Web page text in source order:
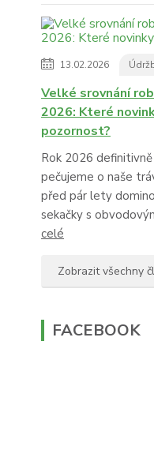
13.02.2026
Velké srovnání
2026: Které
pozornost?
Rok 2026
pečujeme o naše
před pár lety
sekačky s
celé
Zobrazit všechny
FACEBOOK